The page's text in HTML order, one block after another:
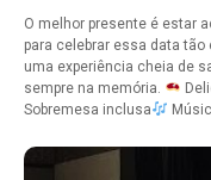
O melhor presente é estar
para celebrar essa data tão
uma experiência cheia de
sempre na memória.
Sobremesa inclusa